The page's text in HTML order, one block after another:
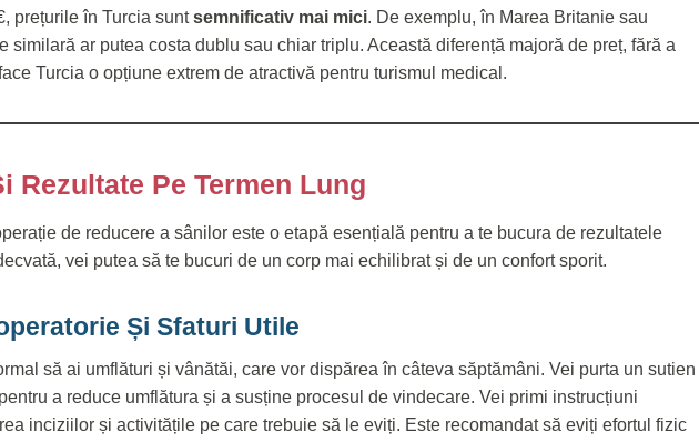
prețurile în Turcia suntsemnificativ mai mici. De exemplu, în Marea Britanie sau
similară ar putea costa dublu sau chiar triplu. Această diferență majoră de preț, fără a
Turcia o opțiune extrem de atractivă pentru turismul medical.
Rezultate Pe Termen Lung
de reducere a sânilor este o etapă esențială pentru a te bucura de rezultatele
vei putea să te bucuri de un corp mai echilibrat și de un confort sporit.
Și Sfaturi Utile
să ai umflături și vânătăi, care vor dispărea în câteva săptămâni. Vei purta un sutien
a reduce umflătura și a susține procesul de vindecare. Vei primi instrucțiuni
inciziilor și activitățile pe care trebuie să le eviți. Este recomandat să eviți efortul fizic